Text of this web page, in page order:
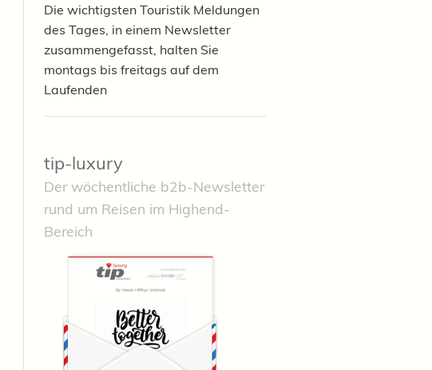
Die wichtigsten Touristik Meldungen
des Tages, in einem Newsletter
zusammengefasst, halten Sie
montags bis freitags auf dem
Laufenden
tip-luxury
Der wöchentliche b2b-Newsletter
rund um Reisen im Highend-
Bereich